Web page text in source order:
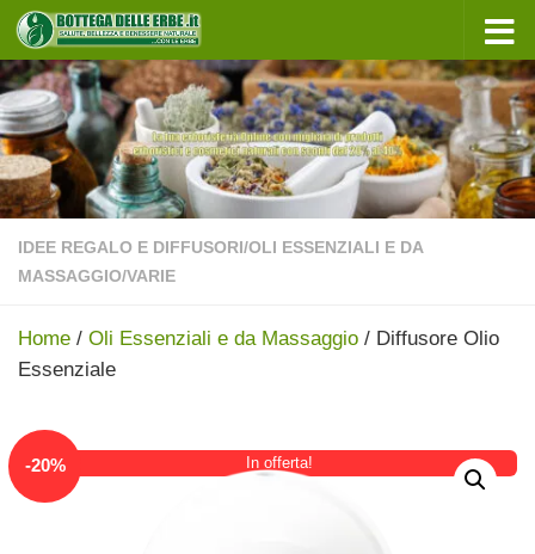
Sotto il contenuto
IDEE REGALO E DIFFUSORI/OLI ESSENZIALI E DA
MASSAGGIO/VARIE
Home / Oli Essenziali e da Massaggio / Diffusore Olio
Essenziale
-20% In offerta!